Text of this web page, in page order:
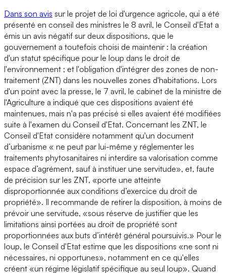
Dans son avis sur le projet de loi d'urgence agricole, qui a été
présenté en conseil des ministres le 8 avril, le Conseil d'Etat a
émis un avis négatif sur deux dispositions, que le
gouvernement a toutefois choisi de maintenir : la création
d'un statut spécifique pour le loup dans le droit de
l'environnement ; et l'obligation d'intégrer des zones de non-
traitement (ZNT) dans les nouvelles zones d'habitations. Lors
d'un point avec la presse, le 7 avril, le cabinet de la ministre de
l'Agriculture a indiqué que ces dispositions avaient été
maintenues, mais n'a pas précisé si elles avaient été modifiées
suite à l'examen du Conseil d'Etat. Concernant les ZNT, le
Conseil d'Etat considère notamment qu'un document
d’urbanisme « ne peut par lui-même y réglementer les
traitements phytosanitaires ni interdire sa valorisation comme
espace d’agrément, sauf à instituer une servitude», et, faute
de précision sur les ZNT, «porte une atteinte
disproportionnée aux conditions d’exercice du droit de
propriété». Il recommande de retirer la disposition, à moins de
prévoir une servitude, «sous réserve de justifier que les
limitations ainsi portées au droit de propriété sont
proportionnées aux buts d’intérêt général poursuivis.» Pour le
loup, le Conseil d'Etat estime que les dispositions «ne sont ni
nécessaires, ni opportunes», notamment en ce qu'elles
créent «un régime législatif spécifique au seul loup». Quand